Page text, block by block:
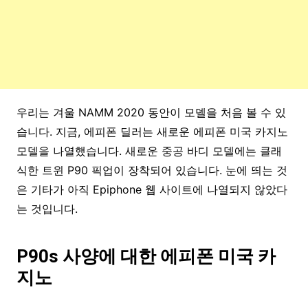
우리는 겨울 NAMM 2020 동안이 모델을 처음 볼 수 있
습니다. 지금, 에피폰 딜러는 새로운 에피폰 미국 카지노
모델을 나열했습니다. 새로운 중공 바디 모델에는 클래
식한 트윈 P90 픽업이 장착되어 있습니다. 눈에 띄는 것
은 기타가 아직 Epiphone 웹 사이트에 나열되지 않았다
는 것입니다.
P90s 사양에 대한 에피폰 미국 카
지노